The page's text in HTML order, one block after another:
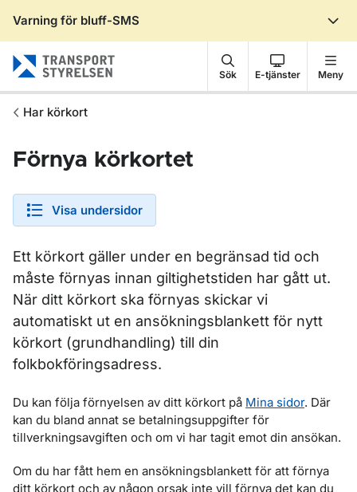
Varning för bluff-SMS
Sök E-tjänster Meny
Har körkort
Förnya körkortet
Visa undersidor
Ett körkort gäller under en begränsad tid och
måste förnyas innan giltighetstiden har gått ut.
När ditt körkort ska förnyas skickar vi
automatiskt ut en ansökningsblankett för nytt
körkort (grundhandling) till din
folkbokföringsadress.
Du kan följa förnyelsen av ditt körkort på Mina sidor. Där
kan du bland annat se betalningsuppgifter för
tillverkningsavgiften och om vi har tagit emot din ansökan.
Om du har fått hem en ansökningsblankett för att förnya
ditt körkort och av någon orsak inte vill förnya det kan du